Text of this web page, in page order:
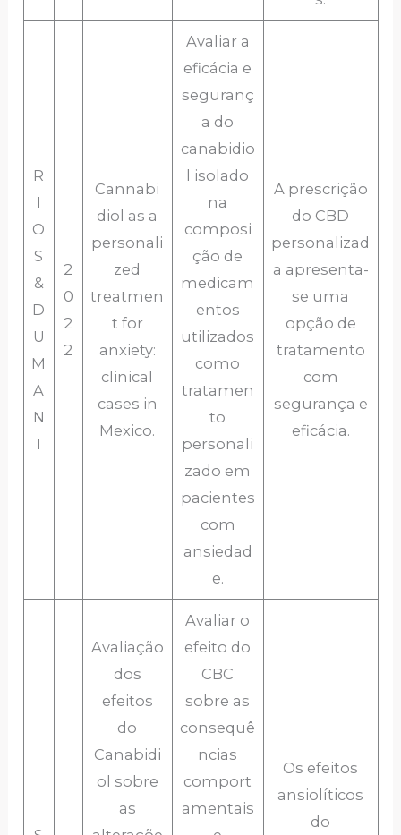
R
I
O
S
&
D
U
M
A
N
I
2
0
2
2
Cannabi
diol as a
personali
zed
treatmen
t for
anxiety:
clinical
cases in
Mexico.
Avaliar a
eficácia e
seguranç
a do
canabidio
l isolado
na
composi
ção de
medicam
entos
utilizados
como
tratamen
to
personali
zado em
pacientes
com
ansiedad
e.
A prescrição
do CBD
personalizad
a apresenta-
se uma
opção de
tratamento
com
segurança e
eficácia.
Avaliação
dos
efeitos
do
Canabidi
ol sobre
as
Avaliar o
efeito do
CBC
sobre as
consequê
ncias
comport
amentais
Os efeitos
ansiolíticos
do